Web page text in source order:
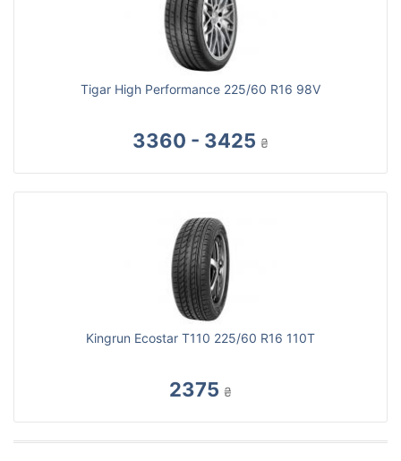
Tigar High Performance 225/60 R16 98V
3360 - 3425 ₴
Kingrun Ecostar T110 225/60 R16 110T
2375 ₴